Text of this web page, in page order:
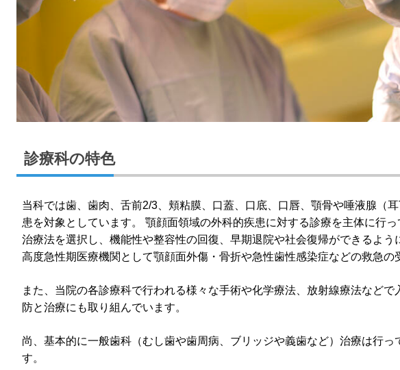
診療科の特色
当科では歯、歯肉、舌前2/3、頬粘膜、口蓋、口底、口唇、顎骨や唾液腺（
患を対象としています。 顎顔面領域の外科的疾患に対する診療を主体に行
治療法を選択し、機能性や整容性の回復、早期退院や社会復帰ができるよう
高度急性期医療機関として顎顔面外傷・骨折や急性歯性感染症などの救急の
また、当院の各診療科で行われる様々な手術や化学療法、放射線療法など
防と治療にも取り組んでいます。
尚、基本的に一般歯科（むし歯や歯周病、ブリッジや義歯など）治療は行
す。